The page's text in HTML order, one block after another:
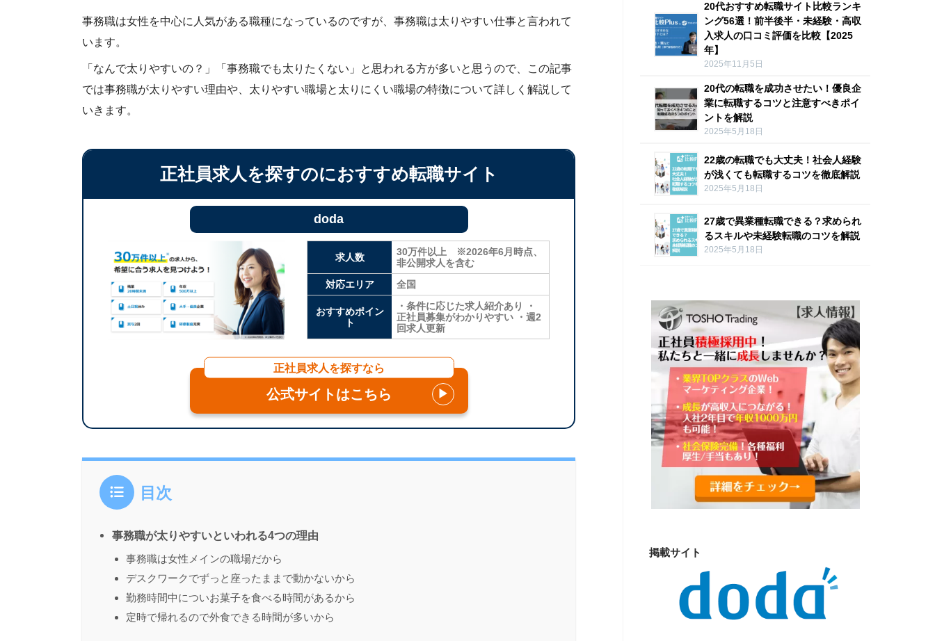
事務職は女性を中心に人気がある職種になっているのですが、事務職は太りやすい仕事と言われて
います。
「なんで太りやすいの？」「事務職でも太りたくない」と思われる方が多いと思うので、この記事
では事務職が太りやすい理由や、太りやすい職場と太りにくい職場の特徴について詳しく解説して
いきます。
正社員求人を探すのにおすすめ転職サイト
doda
求人数
30万件以上 ※2026年6月時点、
非公開求人を含む
対応エリア
全国
おすすめポイン
ト
・条件に応じた求人紹介あり ・
正社員募集がわかりやすい ・週2
回求人更新
正社員求人を探すなら
公式サイトはこちら ▶
目次
事務職が太りやすいといわれる4つの理由
事務職は女性メインの職場だから
デスクワークでずっと座ったままで動かないから
勤務時間中についお菓子を食べる時間があるから
定時で帰れるので外食できる時間が多いから
20代おすすめ転職サイト比較ランキ
ング56選！前半後半・未経験・高収
入求人の口コミ評価を比較【2025
年】
2025年11月5日
20代の転職を成功させたい！優良企
業に転職するコツと注意すべきポイ
ントを解説
2025年5月18日
22歳の転職でも大丈夫！社会人経験
が浅くても転職するコツを徹底解説
2025年5月18日
27歳で異業種転職できる？求められ
るスキルや未経験転職のコツを解説
2025年5月18日
掲載サイト